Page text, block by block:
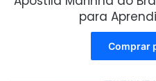
para
Comprar